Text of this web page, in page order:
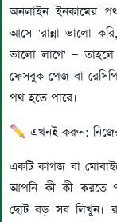
অনলাইন ইনকামের
আসে 'রান্না ভালো
ভালো লাগে' — তাহলে
ফেসবুক পেজ বা
পথ হতে পারে।
এখনই করুন: নিজের
একটি কাগজ বা
আপনি কী কী করতে
ছোট বড় সব লিখুন।